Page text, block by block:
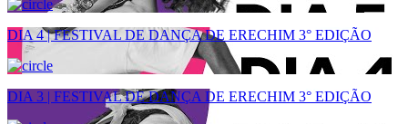
DIA 4 | FESTIVAL DE DANÇA DE ERECHIM 3° EDIÇÃO
DIA 3 | FESTIVAL DE DANÇA DE ERECHIM 3° EDIÇÃO